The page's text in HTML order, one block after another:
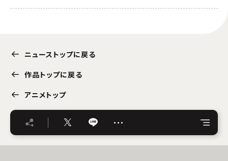
ニューストップに戻る
作品トップに戻る
アニメトップ
…